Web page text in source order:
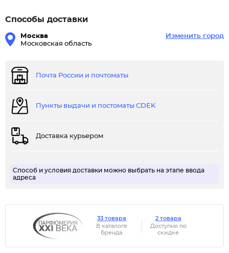
Способы доставки
Москва
Московская область
Изменить город
Почта России и почтоматы
Пункты выдачи и постоматы CDEK
Доставка курьером
Способ и условия доставки можно выбрать на этапе ввода
адреса
33 товара
В каталоге
бренда
2 товара
Доступно по
скидке